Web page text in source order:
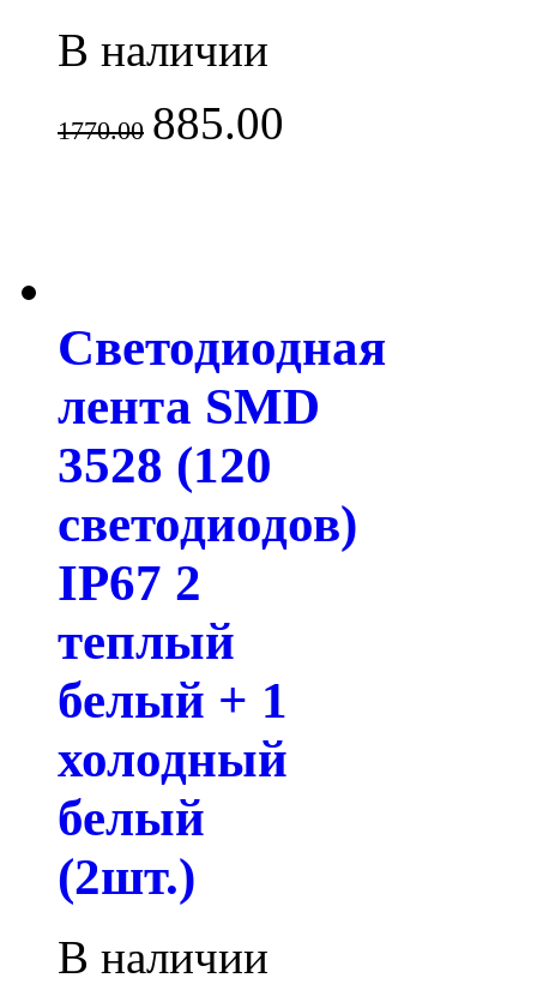
В наличии
1770.00 885.00
Светодиодная
лента SMD
3528 (120
светодиодов)
IP67 2
теплый
белый + 1
холодный
белый
(2шт.)
В наличии